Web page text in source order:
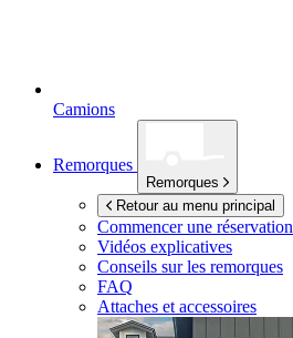
Camions
Remorques
Remorques
Retour au menu principal
Commencer une réservation
Vidéos explicatives
Conseils sur les remorques
FAQ
Attaches et accessoires